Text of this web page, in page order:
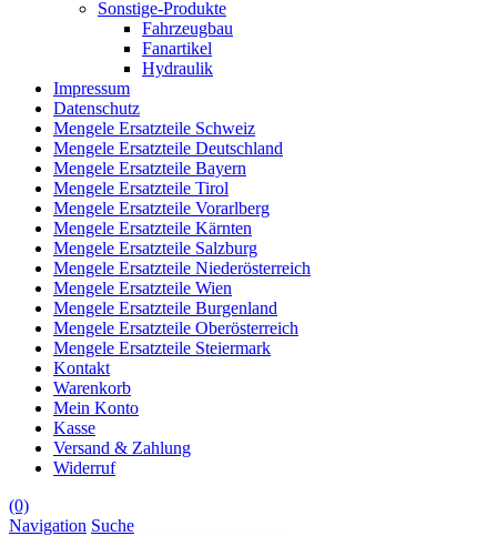
Sonstige-Produkte
Fahrzeugbau
Fanartikel
Hydraulik
Impressum
Datenschutz
Mengele Ersatzteile Schweiz
Mengele Ersatzteile Deutschland
Mengele Ersatzteile Bayern
Mengele Ersatzteile Tirol
Mengele Ersatzteile Vorarlberg
Mengele Ersatzteile Kärnten
Mengele Ersatzteile Salzburg
Mengele Ersatzteile Niederösterreich
Mengele Ersatzteile Wien
Mengele Ersatzteile Burgenland
Mengele Ersatzteile Oberösterreich
Mengele Ersatzteile Steiermark
Kontakt
Warenkorb
Mein Konto
Kasse
Versand & Zahlung
Widerruf
(0)
Navigation Suche